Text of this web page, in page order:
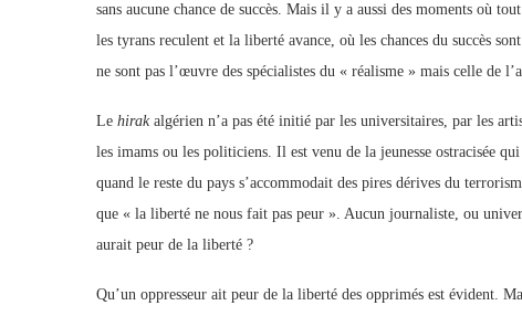
sans aucune chance de succès. Mais il y a aussi des moments où
les tyrans reculent et la liberté avance, où les chances du succès
ne sont pas l’œuvre des spécialistes du « réalisme » mais celle de
Le hirakalgérien n’a pas été initié par les universitaires, par les
les imams ou les politiciens. Il est venu de la jeunesse ostracisée
quand le reste du pays s’accommodait des pires dérives du
que « la liberté ne nous fait pas peur ». Aucun journaliste, ou
aurait peur de la liberté ?
Qu’un oppresseur ait peur de la liberté des opprimés est évident.